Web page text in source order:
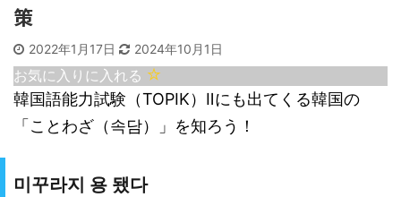
策
2022年1月17日 2024年10月1日
お気に入りに入れる
韓国語能力試験（TOPIK）Ⅱにも出てくる韓国の
「ことわざ（속담）」を知ろう！
미꾸라지 용 됐다